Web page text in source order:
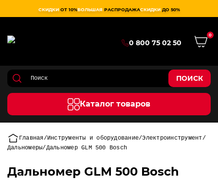
СКИДКИ ОТ 10%БОЛЬШАЯ РАСПРОДАЖАСКИДКИ ДО 50%
0 800 75 02 50
0
ПОИСК
Каталог товаров
Главная Инструменты и оборудование Электроинструмент
Дальномеры Дальномер GLM 500 Bosch
Дальномер GLM 500 Bosch